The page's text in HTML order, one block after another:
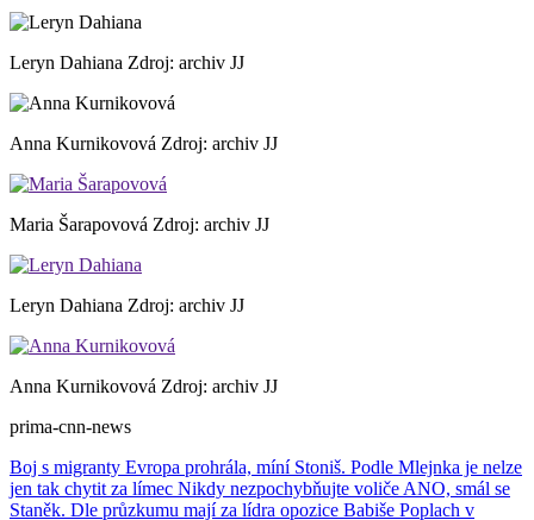
Leryn Dahiana Zdroj: archiv JJ
Anna Kurnikovová Zdroj: archiv JJ
Maria Šarapovová Zdroj: archiv JJ
Leryn Dahiana Zdroj: archiv JJ
Anna Kurnikovová Zdroj: archiv JJ
prima-cnn-news
Boj s migranty Evropa prohrála, míní Stoniš. Podle Mlejnka je nelze
jen tak chytit za límec Nikdy nezpochybňujte voliče ANO, smál se
Staněk. Dle průzkumu mají za lídra opozice Babiše Poplach v